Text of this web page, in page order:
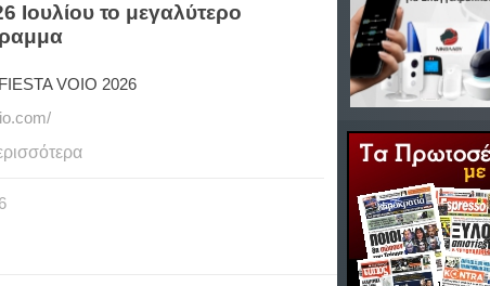
Ιουλίου το μεγαλύτερο
FIESTA VOIO 2026